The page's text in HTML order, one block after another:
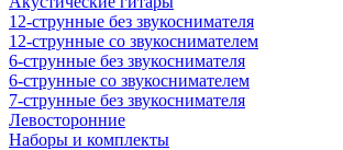
12-струнные без звукоснимателя
12-струнные со звукоснимателем
6-струнные без звукоснимателя
6-струнные со звукоснимателем
7-струнные без звукоснимателя
Левосторонние
Наборы и комплекты